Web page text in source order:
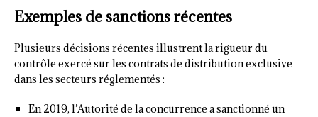
Exemples de sanctions récentes
Plusieurs décisions récentes illustrent la rigueur du
contrôle exercé sur les contrats de distribution exclusive
dans les secteurs réglementés :
En 2019, l’Autorité de la concurrence a sanctionné un